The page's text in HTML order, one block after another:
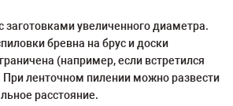
заготовками увеличенного диаметра.
бревна на брус и доски
(например, если встретился
ленточном пилении можно развести
расстояние.